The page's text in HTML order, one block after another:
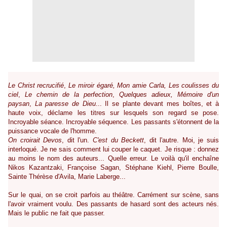
Le Christ recrucifié, Le miroir égaré, Mon amie Carla, Les coulisses du
ciel, Le chemin de la perfection,
Quelques adieux, Mémoire d'un
paysan, La paresse de Dieu... Il se plante devant mes boîtes, et à
haute voix, déclame les titres sur lesquels son regard se pose.
Incroyable séance. Incroyable séquence. Les passants s'étonnent de la
puissance vocale de l'homme.
On croirait Devos, dit l'un. C'est du Beckett, dit l'autre. Moi, je suis
interloqué. Je ne sais comment lui couper le caquet. Je risque : donnez
au moins le nom des auteurs... Quelle erreur. Le voilà qu'il enchaîne
Nikos Kazantzaki, Françoise Sagan, Stéphane Kiehl, Pierre Boulle,
Sainte Thérèse d'Avila, Marie Laberge...
Sur le quai, on se croit parfois au théâtre. Carrément sur scène, sans
l'avoir vraiment voulu. Des passants de hasard sont des acteurs nés.
Mais le public ne fait que passer.